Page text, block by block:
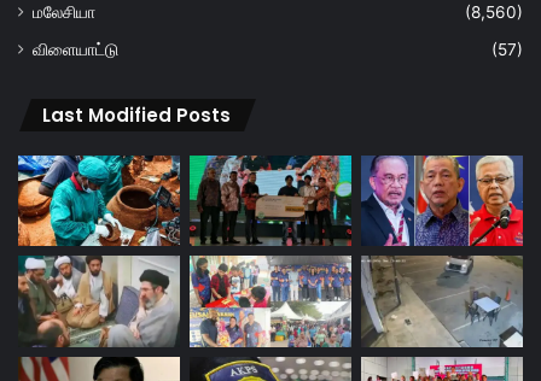
மலேசியா
(8,560)
விளையாட்டு
(57)
Last Modified Posts